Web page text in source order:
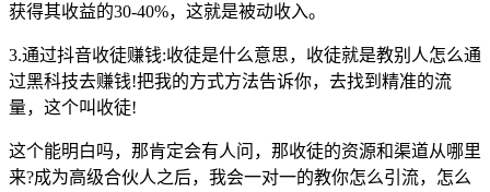
获得其收益的30-40%，这就是被动收入。
3.通过抖音收徒赚钱:收徒是什么意思，收徒就是教别人怎么通
过黑科技去赚钱!把我的方式方法告诉你，去找到精准的流
量，这个叫收徒!
这个能明白吗，那肯定会有人问，那收徒的资源和渠道从哪里
来?成为高级合伙人之后，我会一对一的教你怎么引流，怎么